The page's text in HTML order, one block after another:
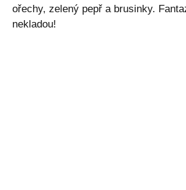
ořechy, zelený pepř a brusinky.
nekladou!